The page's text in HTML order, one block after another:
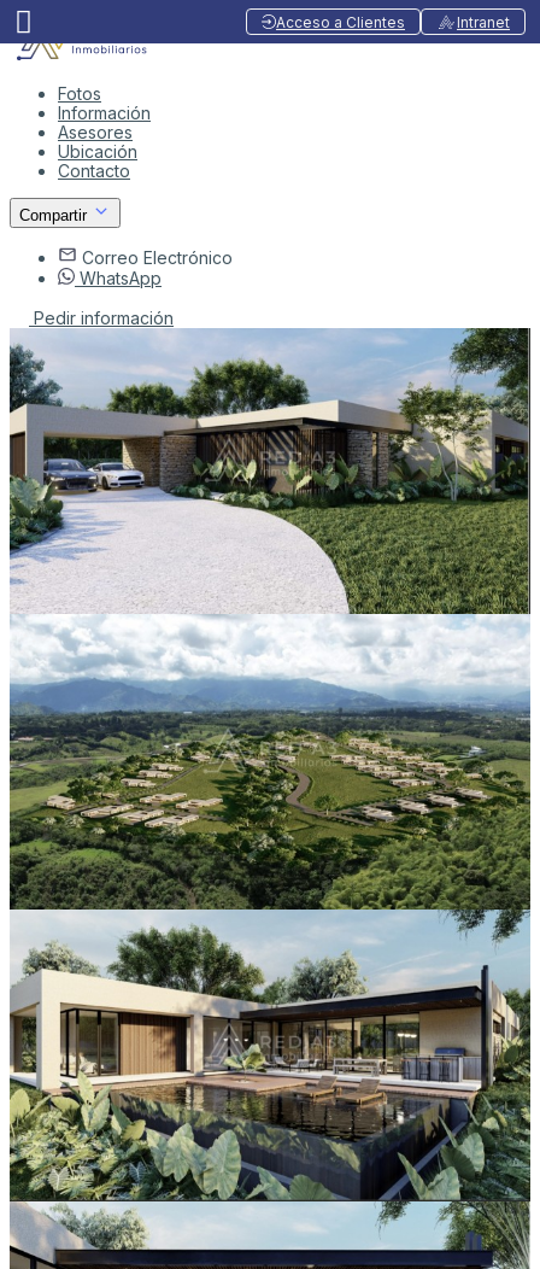
Acceso a Clientes Intranet
Fotos
Información
Asesores
Ubicación
Contacto
Compartir
Correo Electrónico
WhatsApp
Pedir información